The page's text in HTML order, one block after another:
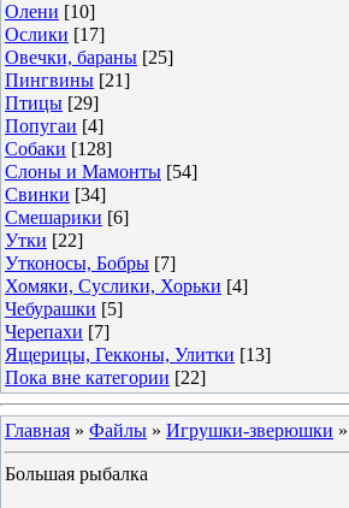
Олени [10]
Ослики [17]
Овечки, бараны [25]
Пингвины [21]
Птицы [29]
Попугаи [4]
Собаки [128]
Слоны и Мамонты [54]
Свинки [34]
Смешарики [6]
Утки [22]
Утконосы, Бобры [7]
Хомяки, Суслики, Хорьки [4]
Чебурашки [5]
Черепахи [7]
Ящерицы, Гекконы, Улитки [13]
Пока вне категории [22]
Главная » Файлы » Игрушки-зверюшки »
Большая рыбалка